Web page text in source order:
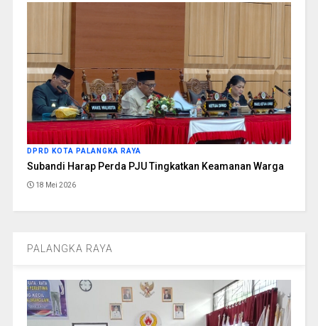
DPRD KOTA PALANGKA RAYA
Subandi Harap Perda PJU Tingkatkan Keamanan Warga
18 Mei 2026
PALANGKA RAYA